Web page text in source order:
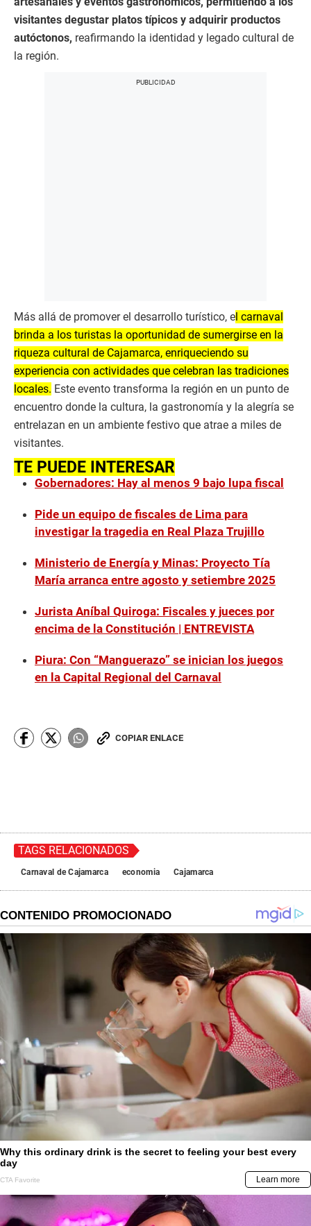
visitantes degustar platos típicos y adquirir productos
autóctonos, reafirmando la identidad y legado cultural de
la región.
Más allá de promover el desarrollo turístico, e l carnaval
brinda a los turistas la oportunidad de sumergirse en la
riqueza cultural de Cajamarca, enriqueciendo su
experiencia con actividades que celebran las tradiciones
locales. Este evento transforma la región en un punto de
encuentro donde la cultura, la gastronomía y la alegría se
entrelazan en un ambiente festivo que atrae a miles de
visitantes.
TE PUEDE INTERESAR
Gobernadores: Hay al menos 9 bajo lupa fiscal
Pide un equipo de fiscales de Lima para
investigar la tragedia en Real Plaza Trujillo
Ministerio de Energía y Minas: Proyecto Tía
María arranca entre agosto y setiembre 2025
Jurista Aníbal Quiroga: Fiscales y jueces por
encima de la Constitución | ENTREVISTA
Piura: Con “Manguerazo” se inician los juegos
en la Capital Regional del Carnaval
COPIAR ENLACE
TAGS RELACIONADOS
Carnaval de Cajamarca economia Cajamarca